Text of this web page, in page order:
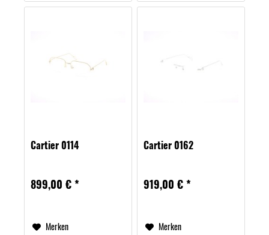
Cartier 0114
899,00 € *
Merken
Cartier 0162
919,00 € *
Merken